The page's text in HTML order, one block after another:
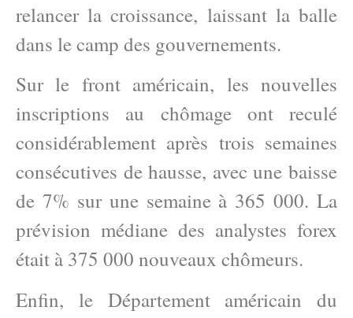
relancer la croissance, laissant la balle
dans le camp des gouvernements.
Sur le front américain, les nouvelles
inscriptions au chômage ont reculé
considérablement après trois semaines
consécutives de hausse, avec une baisse
de 7% sur une semaine à 365 000. La
prévision médiane des analystes forex
était à 375 000 nouveaux chômeurs.
Enfin, le Département américain du